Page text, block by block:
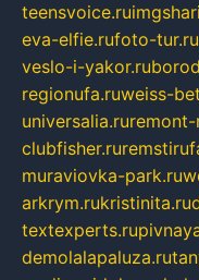
teensvoice.ru
eva-elfie.rufoto-tur.ru
veslo-i-yakor.ru
regionufa.ruweiss-
universalia.ru
clubfisher.ru
muraviovka-park.ru
arkrym.rukristinita.ru
textexperts.ru
demolalapaluza.ru